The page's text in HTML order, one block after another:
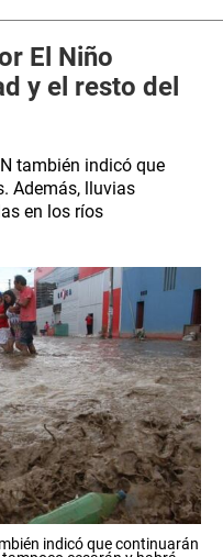
El Niño
y el resto del
también indicó que
Además, lluvias
en los ríos
indicó que continuarán